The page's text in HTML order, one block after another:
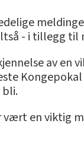
- i tillegg
av en
bli.
vært en viktig